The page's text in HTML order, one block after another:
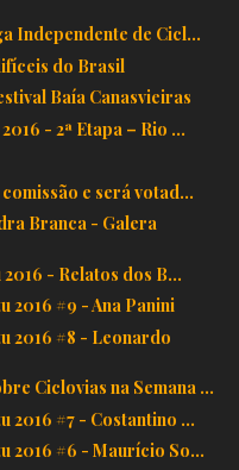
Independente de Cicl...
do Brasil
Baía Canasvieiras
- 2ª Etapa – Rio ...
e será votad...
Branca - Galera
- Relatos dos B...
2016 #9 - Ana Panini
2016 #8 - Leonardo
Ciclovias na Semana ...
2016 #7 - Costantino ...
2016 #6 - Maurício So...